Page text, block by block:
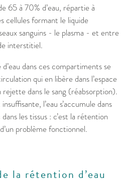
65 à 70% d’eau, répartie à
cellules formant le liquide
sanguins - le plasma - et entre
interstitiel.
dans ces compartiments se
qui en libère dans l’espace
dans le sang (réabsorption).
l’eau s’accumule dans
les tissus : c’est la rétention
problème fonctionnel.
la rétention d’eau